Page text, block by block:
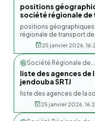
positions
société régionale
positions
régionale de transport de
25 janvier 2026,
Société Régionale de...
liste des agences de
jendouba SRTJ
liste des agences de la
25 janvier 2026,